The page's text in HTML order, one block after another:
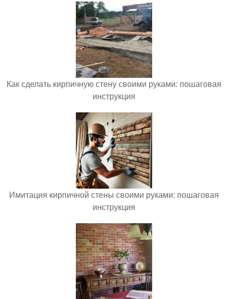
Как сделать кирпичную стену своими руками: пошаговая
инструкция
Имитация кирпичной стены своими руками: пошаговая
инструкция